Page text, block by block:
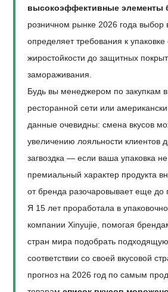
высокоэффективные элементы
розничном рынке 2026 года выбор
определяет требования к
жиростойкости до защитных
замораживания.
Будь вы менеджером по закупкам
ресторанной сети или
данные очевидны: смена вкусов
увеличению лояльности клиентов
загвоздка — если ваша упаковка
премиальный характер продукта
от бренда разочаровывает еще до
Я 15 лет проработала в
компании Xinyujie, помогая
стран мира подобрать подходящую
соответствии со своей вкусовой
прогноз на 2026 год по самым